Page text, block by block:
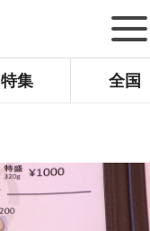
特集 全国